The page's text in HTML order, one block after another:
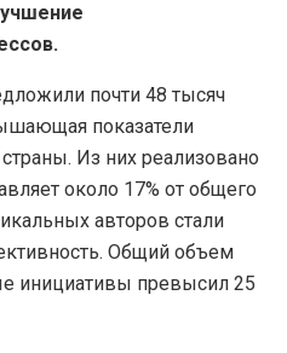
почти 48 тысяч
показатели
Из них реализовано
около 17% от общего
авторов стали
Общий объем
инициативы превысил 25